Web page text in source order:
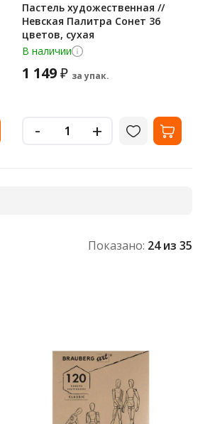
Пастель художественная //
Невская Палитра Сонет 36
цветов, сухая
В наличии
1 149₽ за упак.
- +
Показано: 24из 35